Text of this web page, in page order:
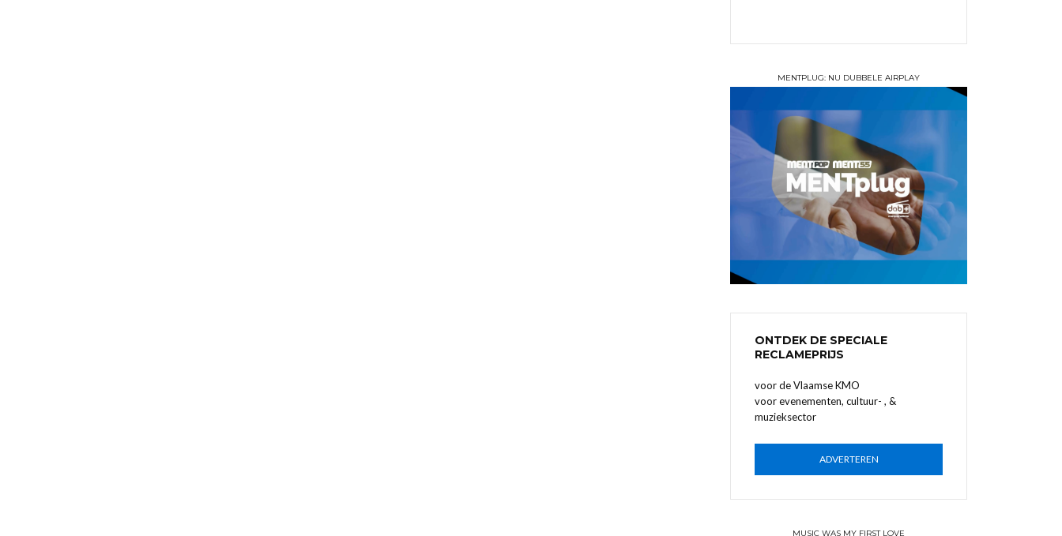
MENTPLUG: NU DUBBELE AIRPLAY
ONTDEK DE SPECIALE
RECLAMEPRIJS
voor de Vlaamse KMO
voor evenementen, cultuur- , &
muzieksector
ADVERTEREN
MUSIC WAS MY FIRST LOVE